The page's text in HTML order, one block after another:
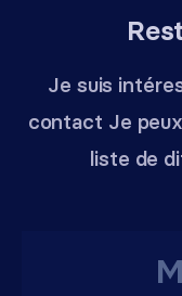
Je suis
contact Je
liste de